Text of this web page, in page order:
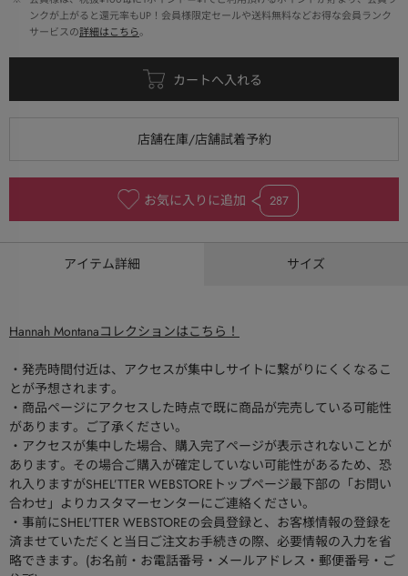
ンクが上がると還元率もUP！会員様限定セールや送料無料などお得な会員ランク
サービスの詳細はこちら。
お気に入りに追加 287
アイテム詳細 サイズ
Hannah Montanaコレクションはこちら！
・発売時間付近は、アクセスが集中しサイトに繋がりにくくなるこ
とが予想されます。
・商品ページにアクセスした時点で既に商品が完売している可能性
があります。ご了承ください。
・アクセスが集中した場合、購入完了ページが表示されないことが
あります。その場合ご購入が確定していない可能性があるため、恐
れ入りますがSHEL’TTER WEBSTOREトップページ最下部の「お問い
合わせ」よりカスタマーセンターにご連絡ください。
・事前にSHEL'TTER WEBSTOREの会員登録と、お客様情報の登録を
済ませていただくと当日ご注文お手続きの際、必要情報の入力を省
略できます。(お名前・お電話番号・メールアドレス・郵便番号・ご